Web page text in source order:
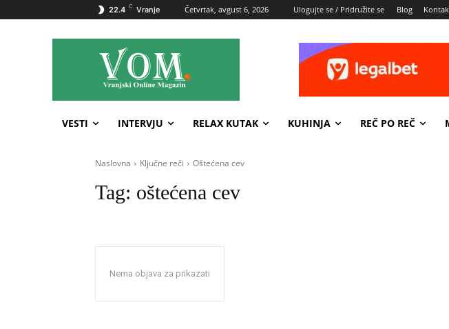
22.4 C Vranje Četvrtak, avgust 6, 2026 Ulogujte se / Pridružite se Blog
VESTI INTERVJU RELAX KUTAK KUHINJA REČ PO REČ
Naslovna Ključne reči Oštećena cev
Tag: oštećena cev
Nema objava za prikazati